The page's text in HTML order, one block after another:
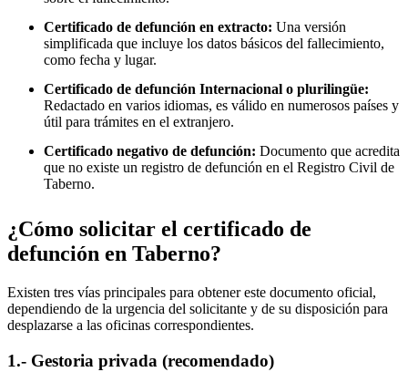
Certificado de defunción en extracto: Una versión
simplificada que incluye los datos básicos del fallecimiento,
como fecha y lugar.
Certificado de defunción Internacional o plurilingüe:
Redactado en varios idiomas, es válido en numerosos países y
útil para trámites en el extranjero.
Certificado negativo de defunción: Documento que acredita
que no existe un registro de defunción en el Registro Civil de
Taberno.
¿Cómo solicitar el certificado de
defunción en Taberno?
Existen tres vías principales para obtener este documento oficial,
dependiendo de la urgencia del solicitante y de su disposición para
desplazarse a las oficinas correspondientes.
1.- Gestoria privada (recomendado)